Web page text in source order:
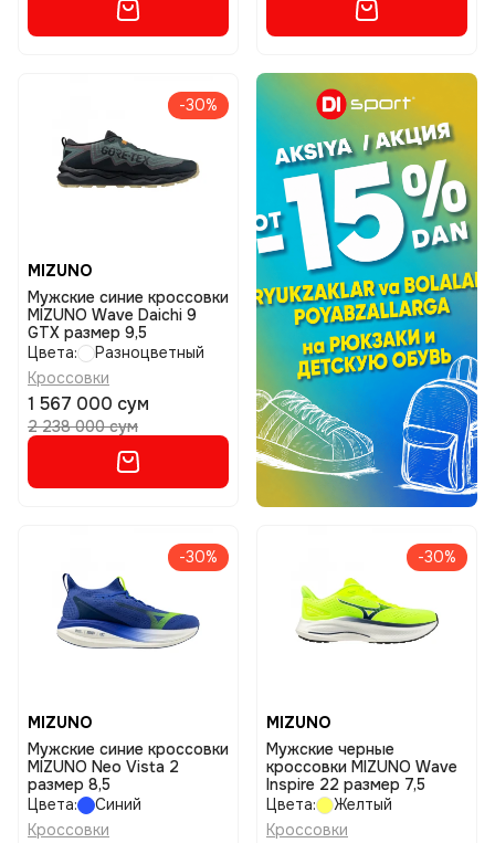
-30%
MIZUNO
Мужские синие кроссовки
MIZUNO Wave Daichi 9
GTX размер 9,5
Цвета:
Разноцветный
Кроссовки
1 567 000 сум
2 238 000 сум
-30%
MIZUNO
Мужские синие кроссовки
MIZUNO Neo Vista 2
размер 8,5
Цвета:
Синий
Кроссовки
-30%
MIZUNO
Мужские черные
кроссовки MIZUNO Wave
Inspire 22 размер 7,5
Цвета:
Желтый
Кроссовки